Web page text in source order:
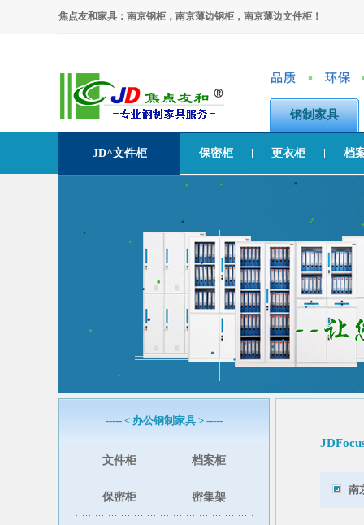
焦点友和家具：南京钢柜，南京薄边钢柜，南京薄边文件柜！
钢制家具
JD^文件柜 保密柜 更衣柜 档
----- < 办公钢制家具 > -----
文件柜 档案柜
保密柜 密集架
南